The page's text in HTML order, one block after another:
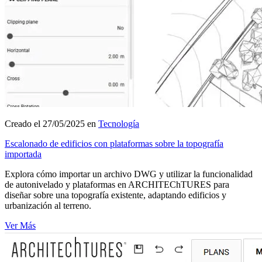
Creado el 27/05/2025 en Tecnología
Escalonado de edificios con plataformas sobre la topografía
importada
Explora cómo importar un archivo DWG y utilizar la funcionalidad
de autonivelado y plataformas en ARCHITEChTURES para
diseñar sobre una topografía existente, adaptando edificios y
urbanización al terreno.
Ver Más